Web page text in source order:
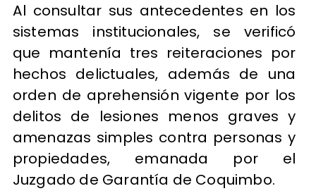
Al consultar sus antecedentes en los
sistemas institucionales, se verificó
que mantenía tres reiteraciones por
hechos delictuales, además de una
orden de aprehensión vigente por los
delitos de lesiones menos graves y
amenazas simples contra personas y
propiedades, emanada por el
Juzgado de Garantía de Coquimbo.